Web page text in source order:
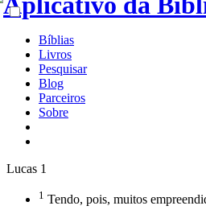
Bíblias
Livros
Pesquisar
Blog
Parceiros
Sobre
Lucas 1
1 Tendo, pois, muitos